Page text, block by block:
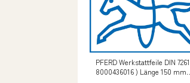
PFERD Werkstattfeile DIN
8000436016 ) Länge 150 mm